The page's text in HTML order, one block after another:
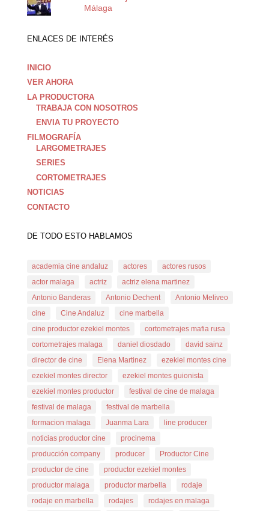
Málaga
ENLACES DE INTERÉS
INICIO
VER AHORA
LA PRODUCTORA
TRABAJA CON NOSOTROS
ENVIA TU PROYECTO
FILMOGRAFÍA
LARGOMETRAJES
SERIES
CORTOMETRAJES
NOTICIAS
CONTACTO
DE TODO ESTO HABLAMOS
academia cine andaluz actores
actores rusos
actor malaga
actriz
actriz elena martinez
Antonio Banderas
Antonio Dechent
Antonio Meliveo
cine
Cine Andaluz
cine marbella
cine productor ezekiel montes
cortometrajes mafia rusa
cortometrajes malaga
daniel diosdado
david sainz
director de cine
Elena Martinez
ezekiel montes cine
ezekiel montes director
ezekiel montes guionista
ezekiel montes productor
festival de cine de malaga
festival de malaga
festival de marbella
formacion malaga
Juanma Lara
line producer
noticias productor cine
procinema
producción company
producer
Productor Cine
productor de cine
productor ezekiel montes
productor malaga
productor marbella
rodaje
rodaje en marbella
rodajes
rodajes en malaga